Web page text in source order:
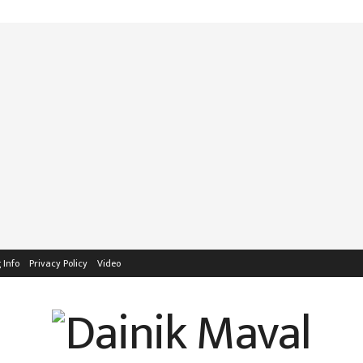
Info Privacy Policy Video